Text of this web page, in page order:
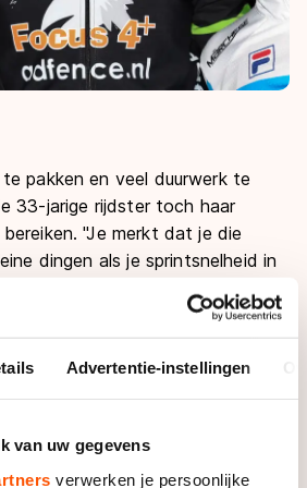
Advertentie-instellingen
van uw gegevens
verwerken je persoonlijke
pakken en veel duurwerk te
33-jarige rijdster toch haar
"Je merkt dat je die
dingen als je sprintsnelheid in
ze lachend. "Je rijdt al zolang
maken natuurlijk ook
direct naar huis. Op de
samen met Sharon Hendriks al